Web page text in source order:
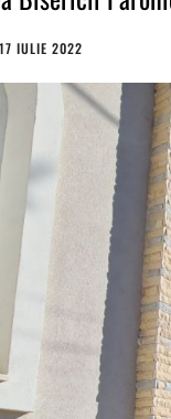
17 IULIE 2022